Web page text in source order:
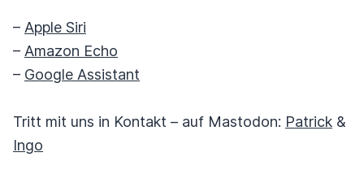
– Apple Siri
– Amazon Echo
– Google Assistant
Tritt mit uns in Kontakt – auf Mastodon: Patrick &
Ingo